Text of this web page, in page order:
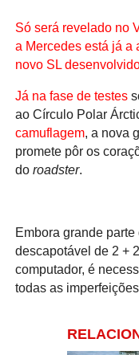
Só será revelado no
a Mercedes está já a
novo SL
Já na fase de testes
ao Círculo Polar
camuflagem, a nova
promete pôr os
do roadster.
Embora grande
descapotável de 2 +
computador, é
todas as